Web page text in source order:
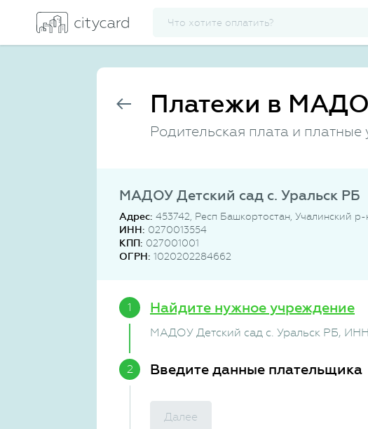
Платежи в
Родительская плата и
МАДОУ Детский сад с. Уральск РБ
Адрес: 453742, Респ Башкортостан, Учалинский р-
ИНН: 0270013554
КПП: 027001001
ОГРН: 1020202284662
Найдите нужное учреждение
МАДОУ Детский сад с. Уральск РБ,
Введите данные плательщика
Далее